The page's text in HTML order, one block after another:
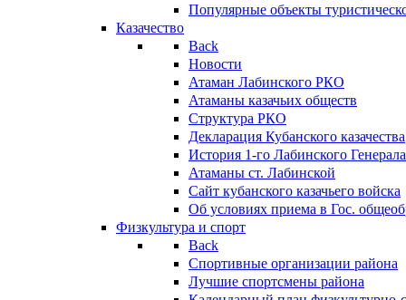
Популярные объекты
Казачество
Back
Новости
Атаман Лабинского РКО
Атаманы казачьих обществ
Структура РКО
Декларация Кубанского казачества
История 1-го Лабинского
Атаманы ст. Лабинской
Cайт кубанского казачьего войска
Об условиях приема в Гос.
Физкультура и спорт
Back
Спортивные организации района
Лучшие спортсмены района